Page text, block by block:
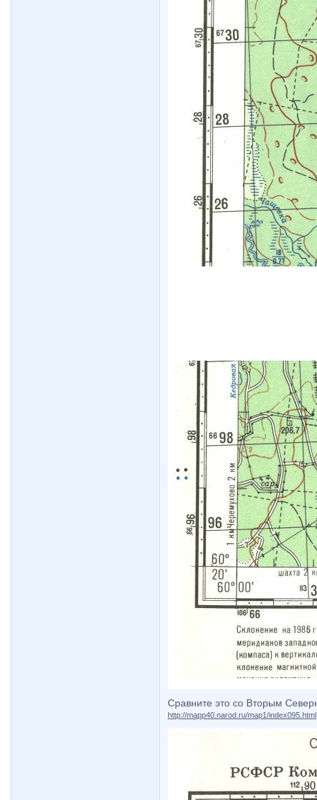
Сравните это со Вторым
http://mapp40.narod.ru/map1/index095.html